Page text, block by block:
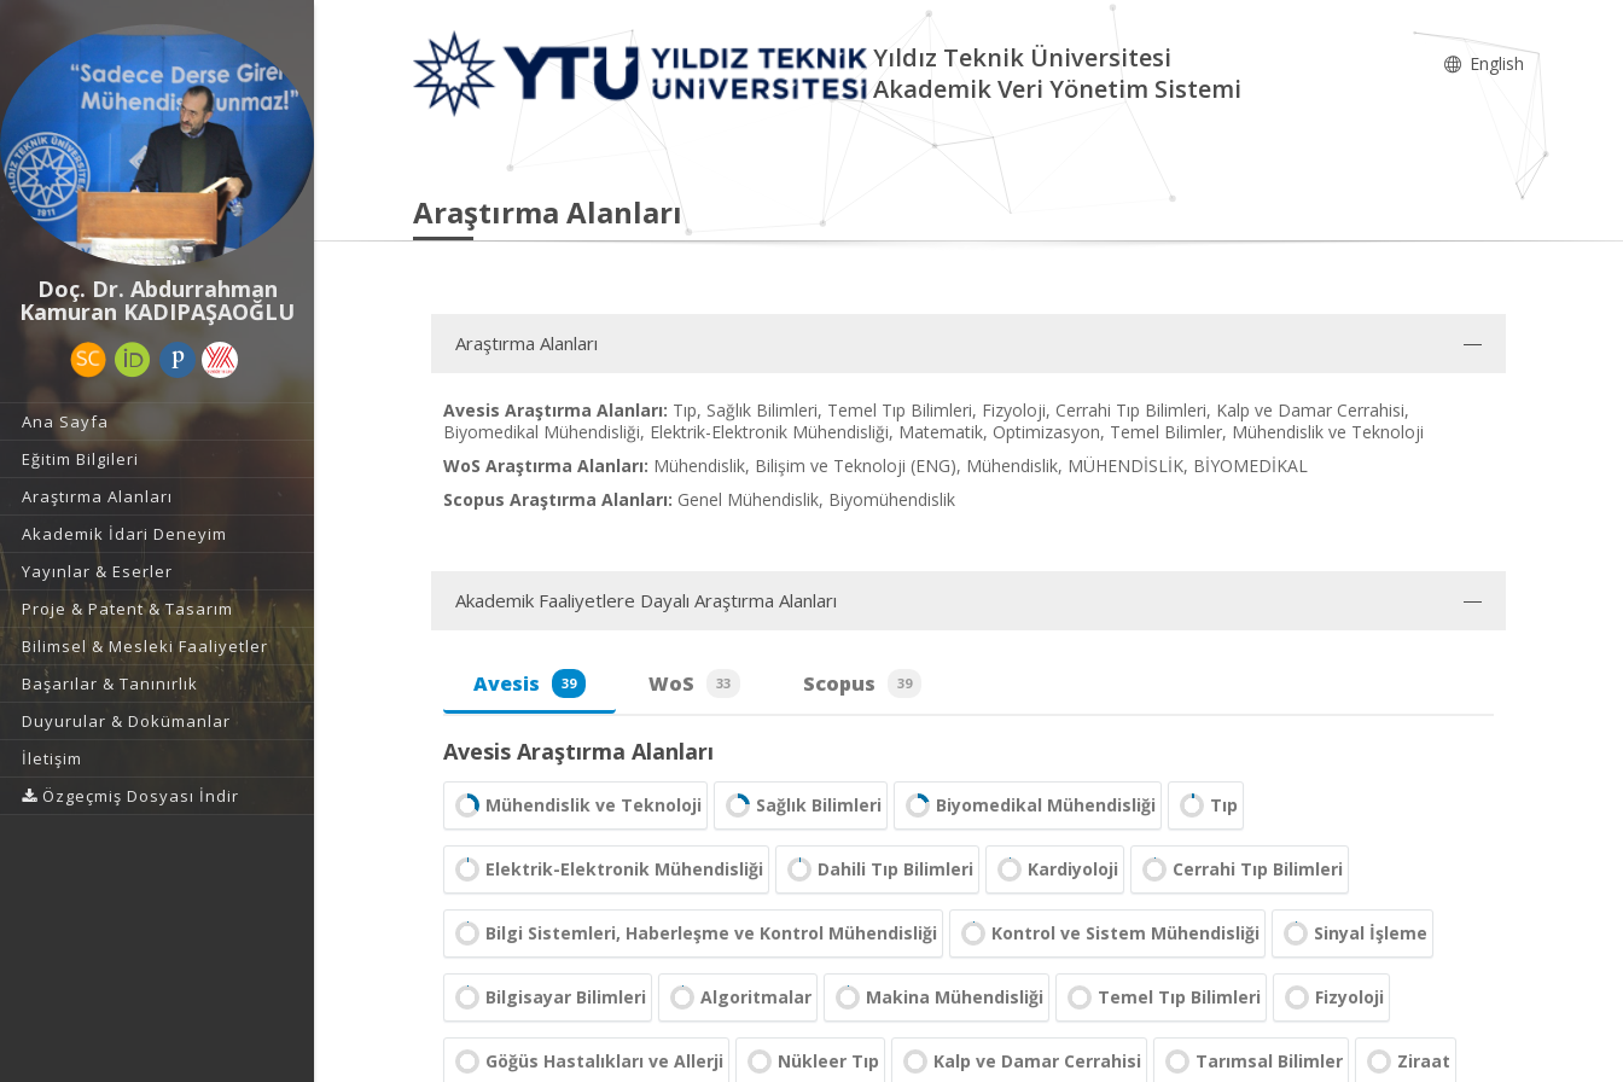
Doç. Dr. Abdurrahman
Kamuran KADIPAŞAOĞLU
Ana Sayfa
Eğitim Bilgileri
Araştırma Alanları
Akademik İdari Deneyim
Yayınlar & Eserler
Proje & Patent & Tasarım
Bilimsel & Mesleki Faaliyetler
Başarılar & Tanınırlık
Duyurular & Dokümanlar
İletişim
Özgeçmiş Dosyası İndir
Yıldız Teknik Üniversitesi
Akademik Veri Yönetim Sistemi
English
Araştırma Alanları
Araştırma Alanları
Avesis Araştırma Alanları: Tıp, Sağlık Bilimleri, Temel Tıp Bilimleri, Fizyoloji, Cerrahi Tıp Bilimleri, Kalp ve Damar Cerrahisi,
Biyomedikal Mühendisliği, Elektrik-Elektronik Mühendisliği, Matematik, Optimizasyon, Temel Bilimler, Mühendislik ve Teknoloji
WoS Araştırma Alanları: Mühendislik, Bilişim ve Teknoloji (ENG), Mühendislik, MÜHENDİSLİK, BİYOMEDİKAL
Scopus Araştırma Alanları: Genel Mühendislik, Biyomühendislik
Akademik Faaliyetlere Dayalı Araştırma Alanları
Avesis 39 WoS 33 Scopus 39
Avesis Araştırma Alanları
Mühendislik ve Teknoloji Sağlık Bilimleri Biyomedikal Mühendisliği Tıp
Elektrik-Elektronik Mühendisliği Dahili Tıp Bilimleri Kardiyoloji Cerrahi Tıp Bilimleri
Bilgi Sistemleri, Haberleşme ve Kontrol Mühendisliği Kontrol ve Sistem Mühendisliği Sinyal İşleme
Bilgisayar Bilimleri Algoritmalar Makina Mühendisliği Temel Tıp Bilimleri Fizyoloji
Göğüs Hastalıkları ve Allerji Nükleer Tıp Kalp ve Damar Cerrahisi Tarımsal Bilimler Ziraat